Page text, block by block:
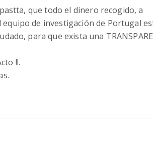
que todo el dinero recogido, a
de investigación de Portugal
para que exista una
!!.